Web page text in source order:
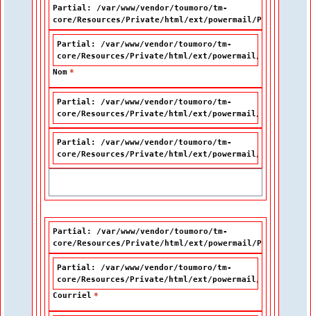
Partial: /var/www/vendor/toumoro/tm-
core/Resources/Private/html/ext/powermail/Partials/
Partial: /var/www/vendor/toumoro/tm-
core/Resources/Private/html/ext/powermail/Partials/
Nom*
Partial: /var/www/vendor/toumoro/tm-
core/Resources/Private/html/ext/powermail/Partials/
Partial: /var/www/vendor/toumoro/tm-
core/Resources/Private/html/ext/powermail/Partials/
Partial: /var/www/vendor/toumoro/tm-
core/Resources/Private/html/ext/powermail/Partials/
Partial: /var/www/vendor/toumoro/tm-
core/Resources/Private/html/ext/powermail/Partials/
Courriel*